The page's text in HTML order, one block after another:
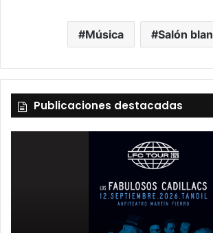
Música Salón
Publicaciones destacadas